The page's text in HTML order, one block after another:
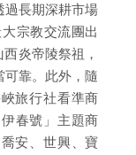
過長期深耕市場
宗教交流團出
炎帝陵祭祖，
靠。此外，隨
旅行社看準商
春號」主題商
安、世興、寶